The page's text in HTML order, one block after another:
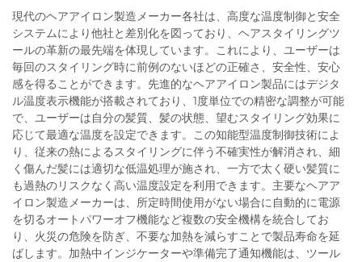
現代のヘアアイロン製造メーカー各社は、高度な温度制御と安全
システムにより他社と差別化を図っており、ヘアスタイリングツ
ールの革新の最先端を体現しています。これにより、ユーザーは
毎回のスタイリング時に前例のないほどの正確さ、安全性、安心
感を得ることができます。先進的なヘアアイロン製品にはデジタ
ル温度表示機能が搭載されており、1度単位での精密な調整が可能
で、ユーザーは自分の髪質、髪の状態、望むスタイリング効果に
応じて最適な温度を設定できます。この知能型温度制御技術によ
り、従来の熱によるスタイリングに伴う不確実性が解消され、細
く傷んだ髪には適切な低温処理が施され、一方で太く硬い髪質に
も過熱のリスクなく高い温度設定を利用できます。主要なヘアア
イロン製造メーカーは、所定時間使用がない場合に自動的に電源
を切るオートパワーオフ機能など複数の安全機構を統合してお
り、火災の危険を防ぎ、不要な加熱を減らすことで製品寿命を延
ばします。加熱中インジケーターや準備完了通知機能は、ツール